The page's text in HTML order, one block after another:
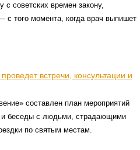
советских времен закону,
с того момента, когда врач выпишет
встречи, консультации и
составлен план мероприятий
и беседы с людьми, страдающими
по святым местам.